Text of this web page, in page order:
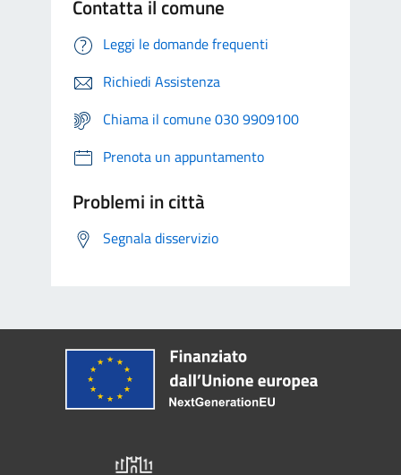
Contatta il comune
Leggi le domande frequenti
Richiedi Assistenza
Chiama il comune 030 9909100
Prenota un appuntamento
Problemi in città
Segnala disservizio